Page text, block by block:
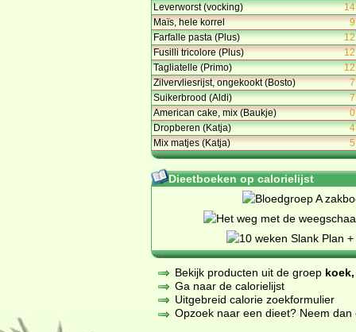
Leverworst (vocking)
Maïs, hele korrel
Farfalle pasta (Plus)
Fusilli tricolore (Plus)
Tagliatelle (Primo)
Zilvervliesrijst, ongekookt (Bosto)
Suikerbrood (Aldi)
American cake, mix (Baukje)
Dropberen (Katja)
Mix matjes (Katja)
Dieetboeken op calorielijst
Bekijk producten uit de groep
Ga naar de calorielijst
Uitgebreid calorie zoekformulier
Opzoek naar een dieet? Neem